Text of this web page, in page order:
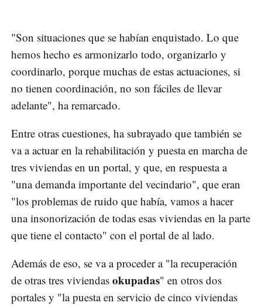
"Son situaciones que se habían enquistado. Lo que
hemos hecho es armonizarlo todo, organizarlo y
coordinarlo, porque muchas de estas actuaciones, si
no tienen coordinación, no son fáciles de llevar
adelante", ha remarcado.
Entre otras cuestiones, ha subrayado que también se
va a actuar en la rehabilitación y puesta en marcha de
tres viviendas en un portal, y que, en respuesta a
"una demanda importante del vecindario", que eran
"los problemas de ruido que había, vamos a hacer
una insonorización de todas esas viviendas en la parte
que tiene el contacto" con el portal de al lado.
Además de eso, se va a proceder a "la recuperación
de otras tres viviendas okupadas" en otros dos
portales y "la puesta en servicio de cinco viviendas